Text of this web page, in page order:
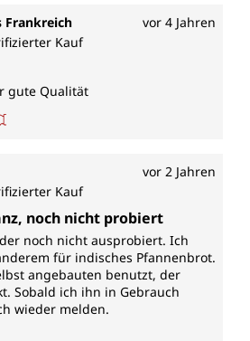
Frankreich vor 4 Jahren
Kauf
gute Qualität
vor 2 Jahren
von 5 von 5 Sternen
Kauf
noch nicht probiert
noch nicht ausprobiert. Ich
für indisches Pfannenbrot.
angebauten benutzt, der
Sobald ich ihn in Gebrauch
wieder melden.